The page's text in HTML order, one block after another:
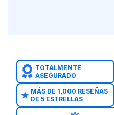
TOTALMENTE
ASEGURADO
MÁS DE 1,000 RESEÑAS
DE 5 ESTRELLAS